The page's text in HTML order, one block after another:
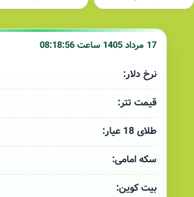
17 مرداد 1405 ساعت 08:18:56
نرخ دلار:
قیمت تتر:
طلای 18 عیار:
سکه امامی:
بیت کوین: